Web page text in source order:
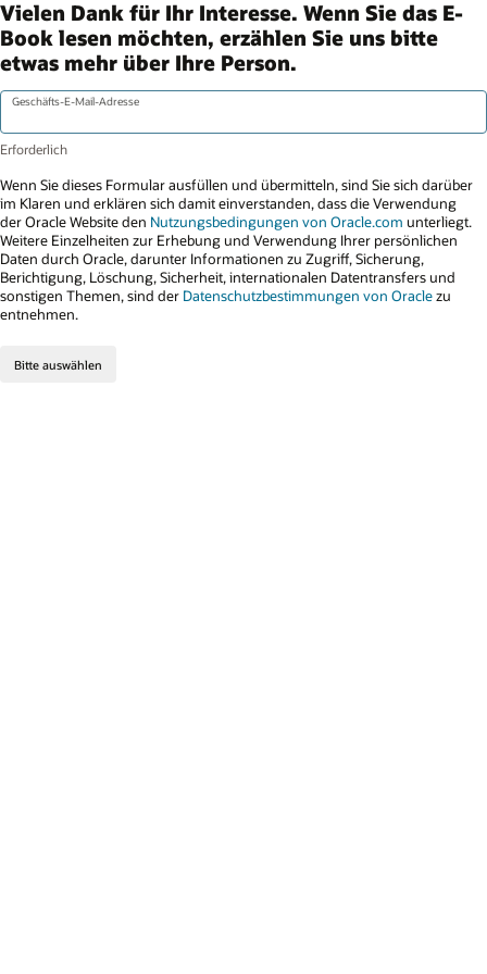
Vielen Dank für Ihr Interesse. Wenn Sie das E-
Book lesen möchten, erzählen Sie uns bitte
etwas mehr über Ihre Person.
Geschäfts-E-Mail-Adresse
Wenn Sie dieses Formular ausfüllen und übermitteln, sind Sie sich darüber
im Klaren und erklären sich damit einverstanden, dass die Verwendung
der Oracle Website den Nutzungsbedingungen von Oracle.com unterliegt.
Weitere Einzelheiten zur Erhebung und Verwendung Ihrer persönlichen
Daten durch Oracle, darunter Informationen zu Zugriff, Sicherung,
Berichtigung, Löschung, Sicherheit, internationalen Datentransfers und
sonstigen Themen, sind der Datenschutzbestimmungen von Oraclezu
entnehmen.
Bitte auswählen